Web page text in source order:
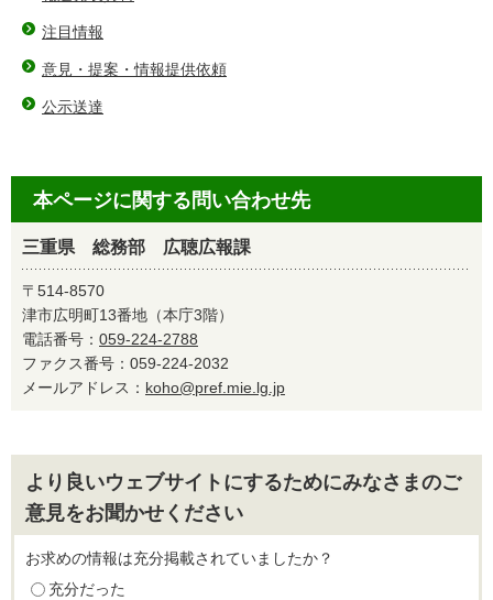
注目情報
意見・提案・情報提供依頼
公示送達
本ページに関する問い合わせ先
三重県 総務部 広聴広報課
〒514-8570
津市広明町13番地（本庁3階）
電話番号： 059-224-2788
ファクス番号：059-224-2032
メールアドレス： koho@pref.mie.lg.jp
より良いウェブサイトにするためにみなさまのご
意見をお聞かせください
お求めの情報は充分掲載されていましたか？
充分だった